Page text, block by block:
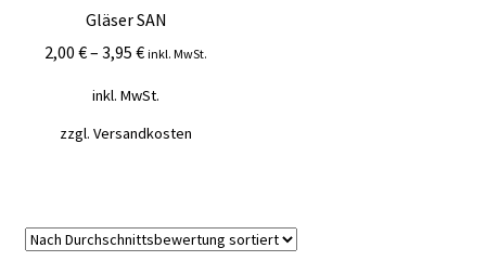
Mein Konto
Vertrag widerrufen
Gläser SAN
2,00€–3,95€ inkl. MwSt.
inkl. MwSt.
zzgl.Versandkosten